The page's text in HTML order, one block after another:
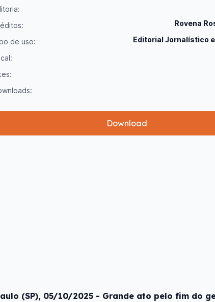
Rovena
de uso: Editorial Jornalístico
Download
(SP), 05/10/2025 - Grande ato pelo fim do